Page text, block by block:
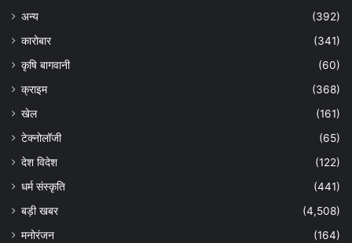
अन्य
(392)
कारोबार
(341)
कृषि बागवानी
(60)
क्राइम
(368)
खेल
(161)
टेक्नोलॉजी
(65)
देश विदेश
(122)
धर्म संस्कृति
(441)
बड़ी खबर
(4,508)
मनोरंजन
(164)